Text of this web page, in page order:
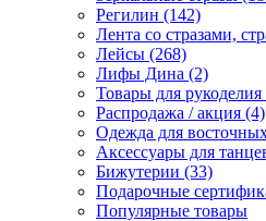
Регилин (142)
Лента со стразами,
Лейсы (268)
Лифы Дина (2)
Товары для рукоделия
Распродажа / акция (4)
Одежда для
Аксессуары для
Бижутерии (33)
Подарочные
Популярные товары